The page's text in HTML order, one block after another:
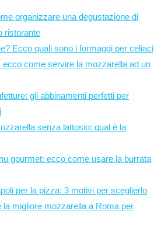
organizzare una degustazione di
ristorante
Ecco quali sono i formaggi per celiaci
ecco come servire la mozzarella ad un
gli abbinamenti perfetti per
senza lattosio: qual è la
gourmet: ecco come usare la burrata
per la pizza: 3 motivi per sceglierlo
la migliore mozzarella a Roma per